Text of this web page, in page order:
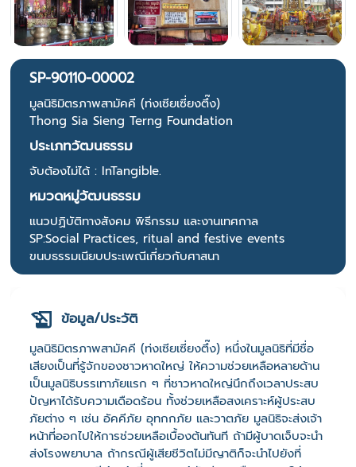
SP-90110-00002
มูลนิธิมิตรภาพสามัคคี (ท่งเซียเซี่ยงตึ๊ง)
Thong Sia Sieng Terng Foundation
ประเภทวัฒนธรรม
จับต้องไม่ได้ : InTangible.
หมวดหมู่วัฒนธรรม
แนวปฏิบัติทางสังคม พิธีกรรม และงานเทศกาล
SP:Social Practices, ritual and festive events
ขนบธรรมเนียบประเพณีเกี่ยวกับศาสนา
ข้อมูล/ประวัติ
มูลนิธิมิตรภาพสามัคคี (ท่งเซียเซี่ยงตึ๊ง) หนึ่งในมูลนิธิที่มีชื่อ
เสียงเป็นที่รู้จักของชาวหาดใหญ่ ให้ความช่วยเหลือหลายด้าน
เป็นมูลนิธิบรรเทาภัยแรก ๆ ที่ชาวหาดใหญ่นึกถึงเวลาประสบ
ปัญหาได้รับความเดือดร้อน ทั้งช่วยเหลือสงเคราะห์ผู้ประสบ
ภัยต่าง ๆ เช่น อัคคีภัย อุทกกภัย และวาตภัย มูลนิธิจะส่งเจ้า
หน้าที่ออกไปให้การช่วยเหลือเบื้องต้นทันที ถ้ามีผู้บาดเจ็บจะนำ
ส่งโรงพยาบาล ถ้ากรณีผู้เสียชีวิตไม่มีญาติก็จะนำไปยังที่